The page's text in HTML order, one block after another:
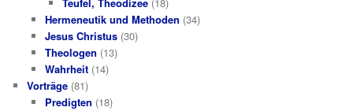
Teufel, Theodizee (18)
Hermeneutik und Methoden (34)
Jesus Christus(30)
Theologen (13)
Wahrheit(14)
Vorträge (81)
Predigten (18)